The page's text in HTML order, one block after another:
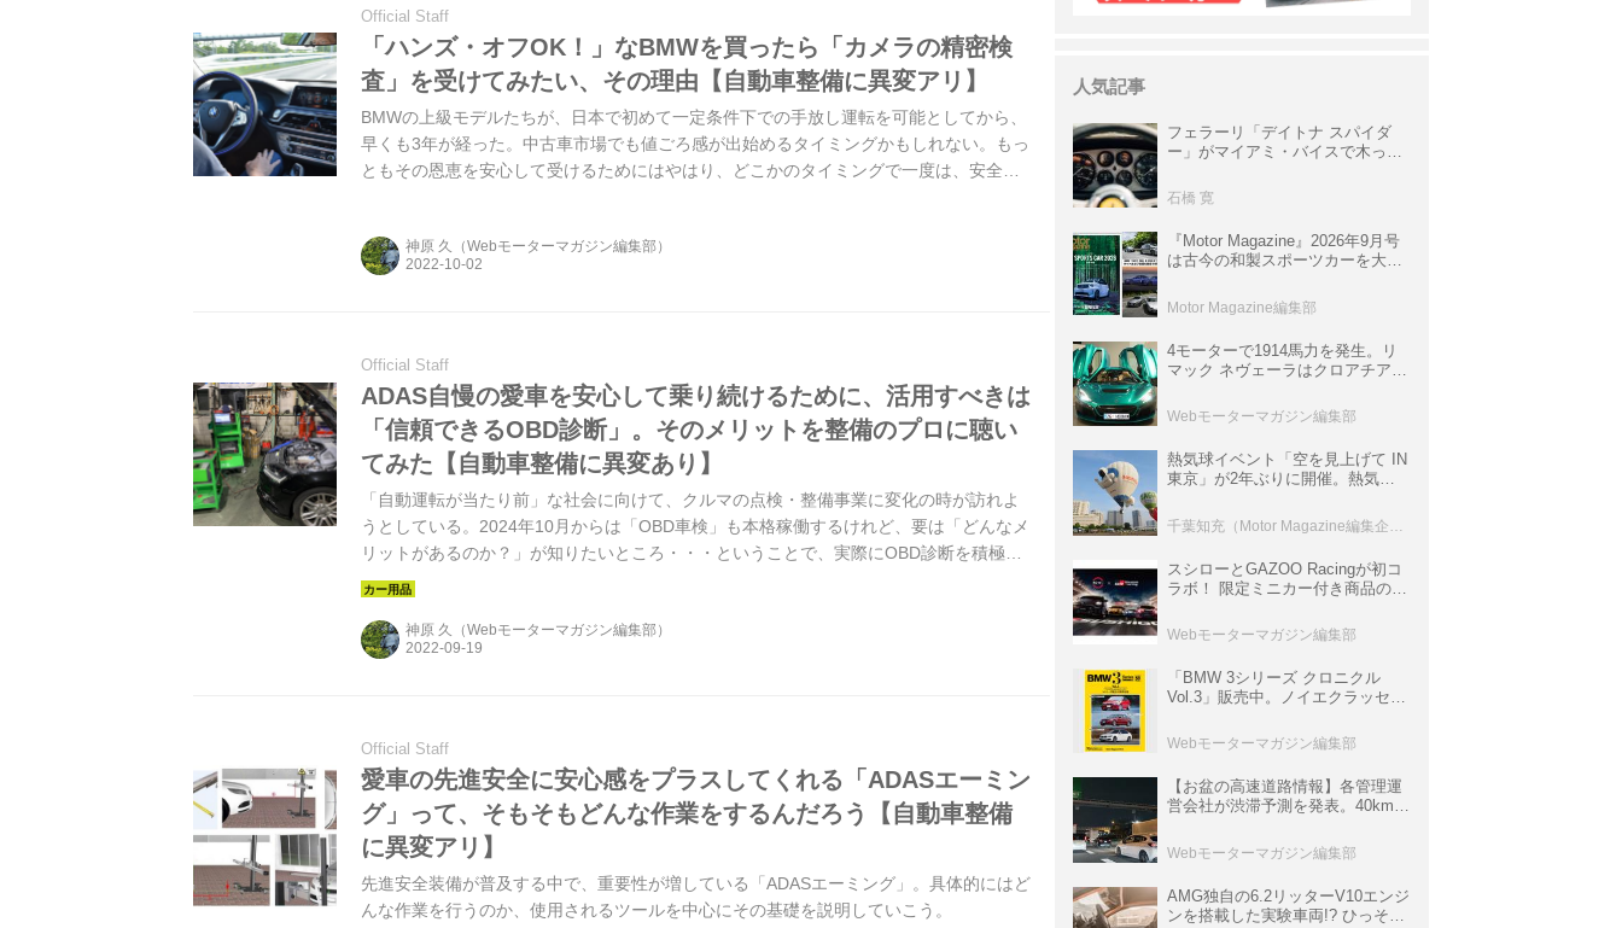
Official Staff
「ハンズ・オフOK！」なBMWを買ったら「カメラの精密検
査」を受けてみたい、その理由【自動車整備に異変アリ】
BMWの上級モデルたちが、日本で初めて一定条件下での手放し運転を可能としてから、
早くも3年が経った。中古車市場でも値ごろ感が出始めるタイミングかもしれない。もっ
ともその恩恵を安心して受けるためにはやはり、どこかのタイミングで一度は、安全運
神原 久（Webモーターマガジン編集部）
Official Staff
ADAS自慢の愛車を安心して乗り続けるために、活用すべきは
「信頼できるOBD診断」。そのメリットを整備のプロに聴い
てみた【自動車整備に異変あり】
「自動運転が当たり前」な社会に向けて、クルマの点検・整備事業に変化の時が訪れよ
うとしている。2024年10月からは「OBD車検」も本格稼働するけれど、要は「どんなメ
リットがあるのか？」が知りたいところ・・・ということで、実際にOBD診断を積極活
用しているプロショップに、そのバリューの中身をうかがってみた。あなたの愛車の
神原 久（Webモーターマガジン編集部）
Official Staff
愛車の先進安全に安心感をプラスしてくれる「ADASエーミン
グ」って、そもそもどんな作業をするんだろう【自動車整備
に異変アリ】
先進安全装備が普及する中で、重要性が増している「ADASエーミング」。具体的にはど
んな作業を行うのか、使用されるツールを中心にその基礎を説明していこう。
人気記事
フェラーリ「デイトナ スパイダ
ー」がマイアミ・バイスで木っ端
サ」に化けた理由
石橋 寛
『Motor Magazine』2026年9月号
は古今の和製スポーツカーを大特
情報も満載
Motor Magazine編集部
4モーターで1914馬力を発生。リ
マック ネヴェーラはクロアチア発
ロニクル・完全版／115】
Webモーターマガジン編集部
熱気球イベント「空を見上げて IN
東京」が2年ぶりに開催。熱気球
室などのコンテンツも
スシローとGAZOO Racingが初コ
ラボ！ 限定ミニカー付き商品の
ト体験があたる抽選企画などを展
開
Webモーターマガジン編集部
「BMW 3シリーズ クロニクル
Vol.3」販売中。ノイエクラッセか
ムック
Webモーターマガジン編集部
【お盆の高速道路情報】各管理運
営会社が渋滞予測を発表。40km以
数ある
Webモーターマガジン編集部
AMG独自の6.2リッターV10エンジ
ンを搭載した実験車両!? ひっそり